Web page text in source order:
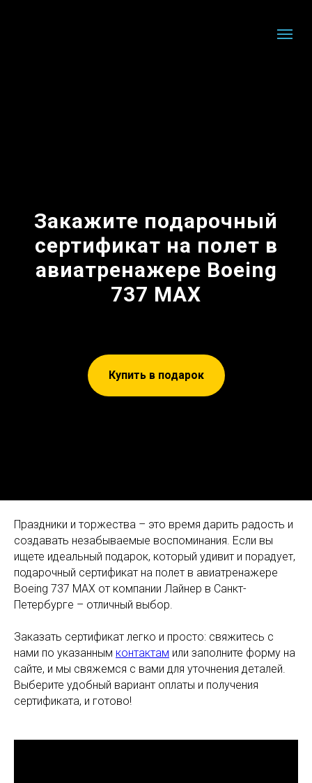
Закажите подарочный
сертификат на полет в
авиатренажере Boeing
737 MAX
Купить в подарок
Праздники и торжества – это время дарить радость и
создавать незабываемые воспоминания. Если вы
ищете идеальный подарок, который удивит и порадует,
подарочный сертификат на полет в авиатренажере
Boeing 737 MAX от компании Лайнер в Санкт-
Петербурге – отличный выбор.
Заказать сертификат легко и просто: свяжитесь с
нами по указанным контактам или заполните форму на
сайте, и мы свяжемся с вами для уточнения деталей.
Выберите удобный вариант оплаты и получения
сертификата, и готово!